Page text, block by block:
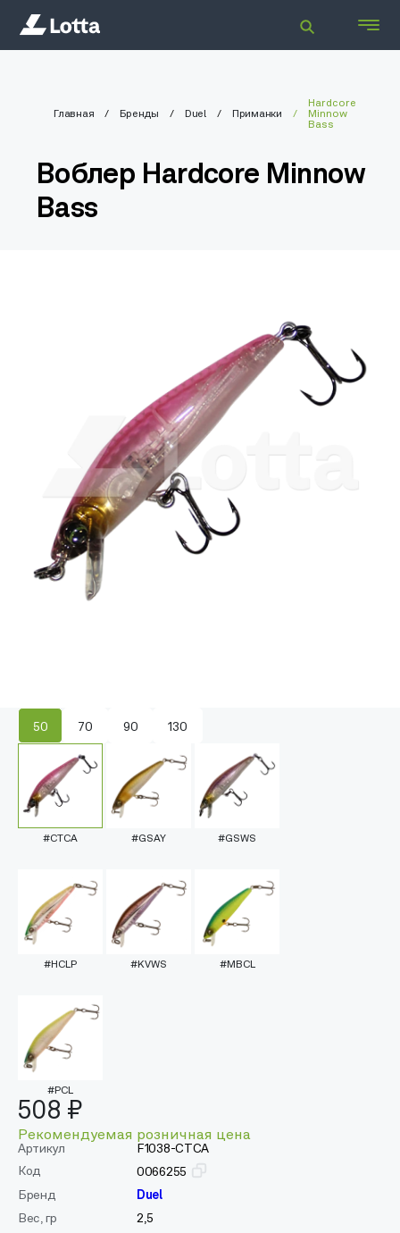
Главная Бренды Duel Приманки
Hardcore
Minnow
Bass
Воблер Hardcore Minnow
Bass
50 70 90 130
#CTCA #GSAY #GSWS
#HCLP #KVWS #MBCL
#PCL
508 ₽
Рекомендуемая розничная цена
Артикул
F1038-CTCA
Код
0066255
Бренд
Duel
Вес, гр
2,5